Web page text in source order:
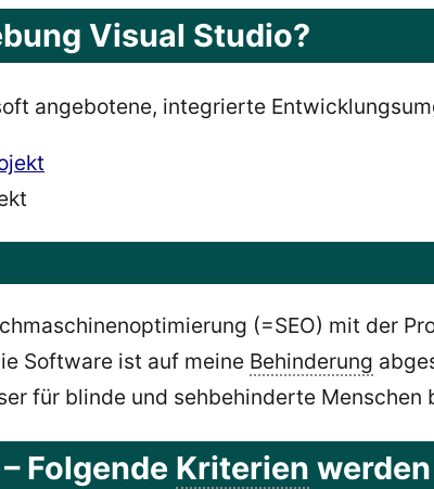
Visual Studio?
angebotene, integrierte
(=SEO) mit der
Software ist auf meine Behinderung
für blinde und sehbehinderte
Folgende Kriterien